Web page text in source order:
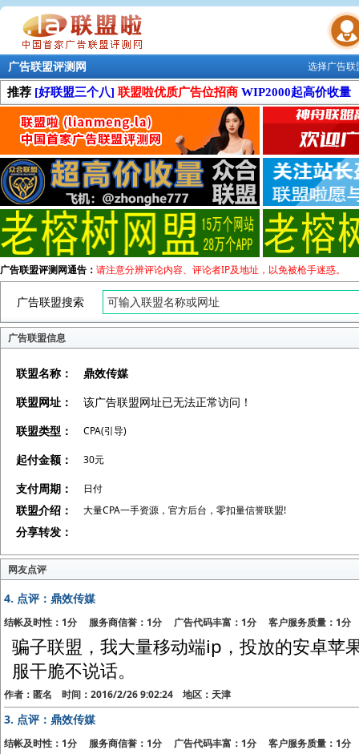
联盟学院
选择广告
广告联盟评测网
推荐 [好联盟三个八] 联盟啦优质广告位招商 WIP2000起高价收量
广告联盟评测网通告： 请注意分辨评论内容、评论者IP及地址，以免被枪手迷惑。
广告联盟搜索
广告联盟信息
联盟名称：
鼎效传媒
联盟网址：
该广告联盟网址已无法正常访问！
联盟类型：
CPA(引导)
起付金额： 30元
支付周期： 日付
联盟介绍： 大量CPA一手资源，官方后台，零扣量信誉联盟!
分享转发：
网友点评
4. 点评：鼎效传媒
结帐及时性：1分 服务商信誉：1分 广告代码丰富：1分 客户服务质量：1分
骗子联盟，我大量移动端ip，投放的安卓苹
服干脆不说话。
作者：匿名 时间：2016/2/26 9:02:24 地区：天津
3. 点评：鼎效传媒
结帐及时性：1分 服务商信誉：1分 广告代码丰富：1分 客户服务质量：1分